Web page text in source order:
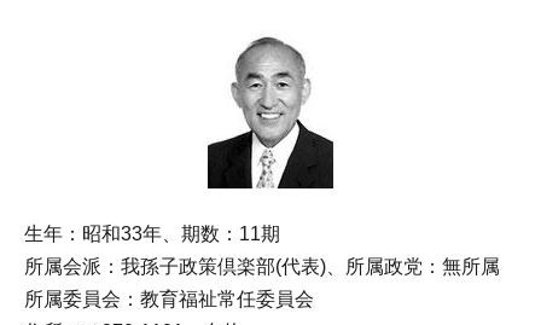
生年：昭和33年、期数：11期
所属会派：我孫子政策倶楽部(代表)、所属政党：無所属
所属委員会：教育福祉常任委員会